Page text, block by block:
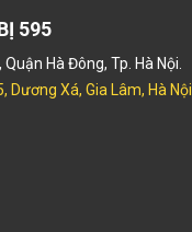
595
Hà Đông, Tp. Hà Nội.
Xá, Gia Lâm, Hà Nội.